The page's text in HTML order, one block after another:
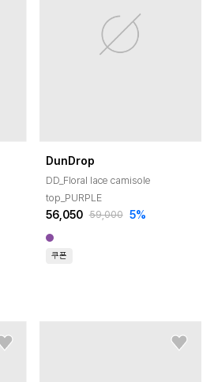
DunDrop
DD_Floral lace camisole
top_PURPLE
56,050 59,000 5%
쿠폰